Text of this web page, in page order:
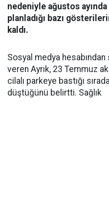
nedeniyle ağustos
planladığı bazı
kaldı.
Sosyal medya
veren Ayrık, 23 Temmuz
cilalı parkeye bastığı
düştüğünü belirtti. Sağlık